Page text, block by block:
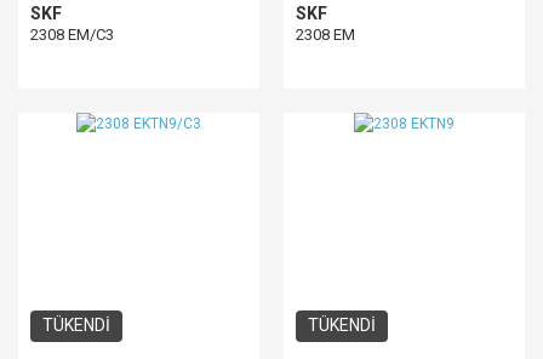
SKF
2308 EM/C3
SKF
2308 EM
TÜKENDİ TÜKENDİ